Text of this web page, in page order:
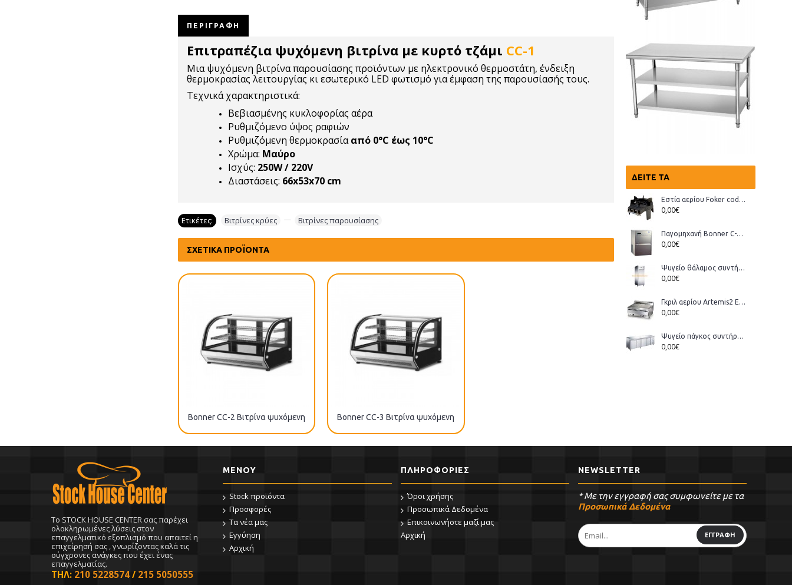
ΔΕΊΤΕ ΤΑ
Εστία αερίου Foker cod.03200 Wok
0,00€
Παγομηχανή Bonner C-70, Ανάδευσης (παγάκι με τρύπα)
0,00€
Ψυγείο θάλαμος συντήρηση Bonner GMT-70
0,00€
Γκριλ αερίου Artemis2 ECO
0,00€
Ψυγείο πάγκος συντήρηση Bonner GM-400 διάστ.223x70x86cm
0,00€
ΠΕΡΙΓΡΑΦΉ
Επιτραπέζια ψυχόμενη βιτρίνα με κυρτό τζάμι CC-1
Μια ψυχόμενη βιτρίνα παρουσίασης προϊόντων με ηλεκτρονικό θερμοστάτη, ένδειξη
θερμοκρασίας λειτουργίας κι εσωτερικό LED φωτισμό για έμφαση της παρουσίασής τους.
Τεχνικά χαρακτηριστικά:
Βεβιασμένης κυκλοφορίας αέρα
Ρυθμιζόμενο ύψος ραφιών
Ρυθμιζόμενη θερμοκρασίααπό 0°C έως 10°C
Χρώμα: Μαύρο
Ισχύς: 250W / 220V
Διαστάσεις: 66x53x70 cm
Ετικέτες: Βιτρίνες κρύες Βιτρίνες παρουσίασης
ΣΧΕΤΙΚΆ ΠΡΟΪΌΝΤΑ
Bonner CC-2 Βιτρίνα ψυχόμενη Bonner CC-3 Βιτρίνα ψυχόμενη
To STOCK HOUSE CENTER σας παρέχει
ολοκληρωμένες λύσεις στον
επαγγελματικό εξοπλισμό που απαιτεί η
επιχείρησή σας , γνωρίζοντας καλά τις
σύγχρονες ανάγκες που έχει ένας
επαγγελματίας.
ΤΗΛ: 210 5228574 / 215 5050555
ΜΕΝΟΥ
Stock προϊόντα
Προσφορές
Τα νέα μας
Εγγύηση
Αρχική
ΠΛΗΡΟΦΟΡΊΕΣ
Όροι χρήσης
Προσωπικά Δεδομένα
Επικοινωνήστε μαζί μας
Αρχική
NEWSLETTER
* Με την εγγραφή σας συμφωνείτε με τα
Προσωπικά Δεδομένα
ΕΓΓΡΑΦΗ